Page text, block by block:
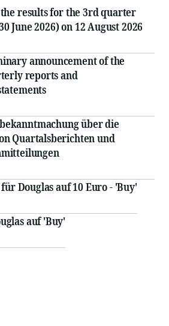
results for the 3rd quarter
June 2026) on 12 August 2026
announcement of the
reports and
über die
Quartalsberichten und
Douglas auf 10 Euro - 'Buy'
auf 'Buy'